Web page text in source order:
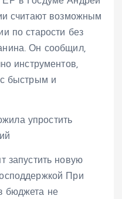
считают возможным
по старости без
Он сообщил,
инструментов,
быстрым и
запустить новую
При
бюджета не